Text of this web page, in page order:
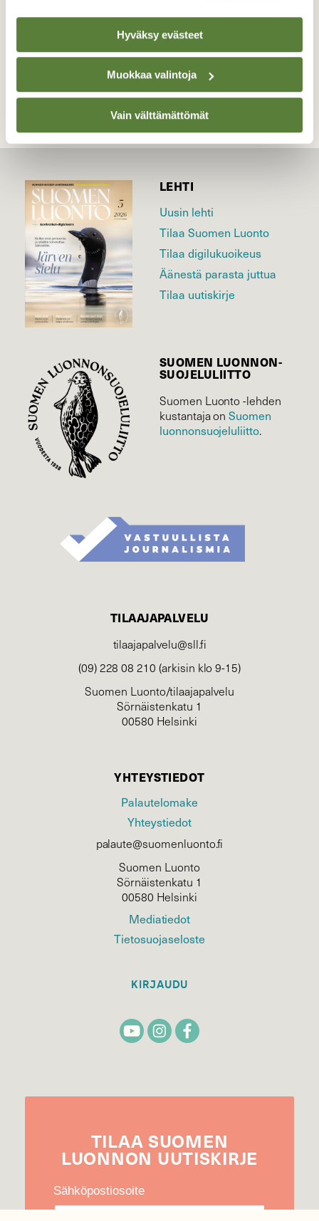
Hyväksy evästeet
Muokkaa valintoja
Vain välttämättömät
TAKAISIN LISTAAN
LEHTI
Uusin lehti
Tilaa Suomen Luonto
Tilaa digilukuoikeus
Äänestä parasta juttua
Tilaa uutiskirje
SUOMEN LUONNON­
SUOJELU­LIITTO
Suomen Luonto -lehden
kustantaja onSuomen
luonnonsuojelu­liitto.
TILAAJAPALVELU
tilaajapalvelu@sll.fi
(09) 228 08 210 (arkisin klo 9-15)
Suomen Luonto/tilaajapalvelu
Sörnäistenkatu 1
00580 Helsinki
YHTEYSTIEDOT
Palautelomake
Yhteystiedot
palaute@suomenluonto.fi
Suomen Luonto
Sörnäistenkatu 1
00580 Helsinki
Mediatiedot
Tietosuojaseloste
KIRJAUDU
TILAA SUOMEN
LUONNON UUTIS­KIRJE
Sähköpostiosoite